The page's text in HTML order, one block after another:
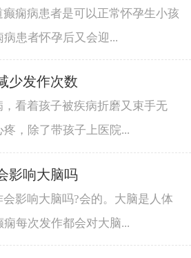
癫痫病患者是可以正常怀孕生小孩
患者怀孕后又会迎...
少发作次数
看着孩子被疾病折磨又束手无
，除了带孩子上医院...
影响大脑吗
影响大脑吗?会的。大脑是人体
每次发作都会对大脑...